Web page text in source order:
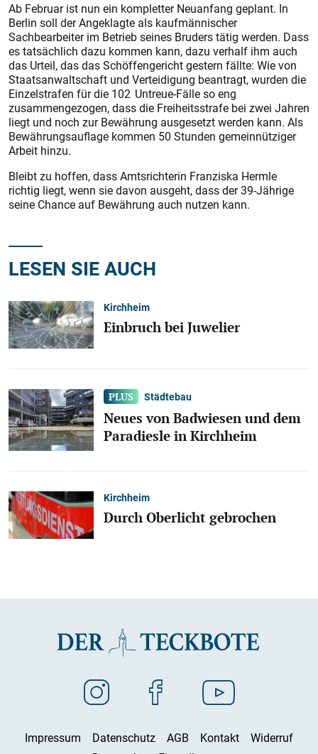
Ab Februar ist nun ein kompletter Neuanfang geplant. In
Berlin soll der Angeklagte als kaufmännischer
Sachbearbeiter im Betrieb seines Bruders tätig werden. Dass
es tatsächlich dazu kommen kann, dazu verhalf ihm auch
das Urteil, das das Schöffengericht gestern fällte: Wie von
Staatsanwaltschaft und Verteidigung beantragt, wurden die
Einzelstrafen für die 102 Untreue-Fälle so eng
zusammengezogen, dass die Freiheitsstrafe bei zwei Jahren
liegt und noch zur Bewährung ausgesetzt werden kann. Als
Bewährungsauflage kommen 50 Stunden gemeinnütziger
Arbeit hinzu.
Bleibt zu hoffen, dass Amtsrichterin Franziska Hermle
richtig liegt, wenn sie davon ausgeht, dass der 39-Jährige
seine Chance auf Bewährung auch nutzen kann.
LESEN SIE AUCH
Kirchheim
Einbruch bei Juwelier
Städtebau
Neues von Badwiesen und dem
Paradiesle in Kirchheim
Kirchheim
Durch Oberlicht gebrochen
Impressum Datenschutz AGB Kontakt
Widerruf